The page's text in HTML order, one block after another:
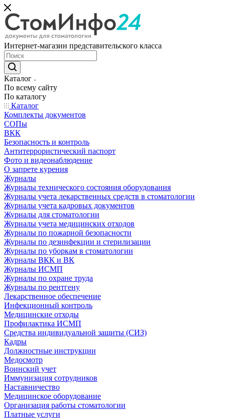
Интернет-магазин представительского класса
Каталог
По всему сайту
По каталогу
Каталог
Комплекты документов
СОПы
ВКК
Безопасность и контроль
Антитеррористический паспорт
Фото и видеонаблюдение
О запрете курения
Журналы
Журналы технического состояния оборудования
Журналы учета лекарственных средств в стоматологии
Журналы учета кадровых документов
Журналы для стоматологии
Журналы учета медицинских отходов
Журналы по пожарной безопасности
Журналы по дезинфекции и стерилизации
Журналы по уборкам в стоматологии
Журналы ВКК и ВК
Журналы ИСМП
Журналы по охране труда
Журналы по рентгену
Лекарственное обеспечение
Инфекционный контроль
Медицинские отходы
Профилактика ИСМП
Средства индивидуальной защиты (СИЗ)
Кадры
Должностные инструкции
Медосмотр
Воинский учет
Иммунизация сотрудников
Наставничество
Медицинское оборудование
Организация работы стоматологии
Платные услуги